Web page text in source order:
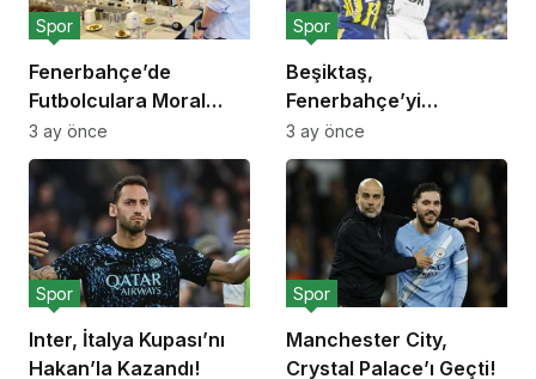
Fenerbahçe’de
Futbolculara Moral
Yemeği!
Spor
3 ay önce
Beşiktaş,
Fenerbahçe’yi
Deplasmanda Yendi!
Spor
3 ay önce
Inter, İtalya Kupası’nı
Hakan’la Kazandı!
Spor
Manchester City,
Crystal Palace’ı Geçti!
Spor